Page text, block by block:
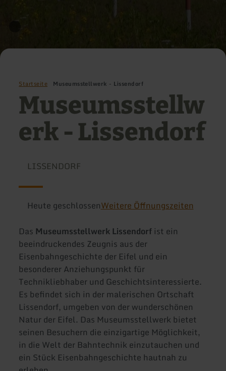
Startseite Museumsstellwerk - Lissendorf
Museumsstellw
erk - Lissendorf
LISSENDORF
Heute geschlossenWeitere Öffnungszeiten
Das Museumsstellwerk Lissendorf ist ein
beeindruckendes Zeugnis aus der
Eisenbahngeschichte der Eifel und ein
besonderer Anziehungspunkt für
Technikliebhaber und Geschichtsinteressierte.
Es befindet sich in der malerischen Ortschaft
Lissendorf, umgeben von der wunderschönen
Natur der Eifel. Das Museumsstellwerk bietet
seinen Besuchern die einzigartige Möglichkeit,
in die Welt der Bahntechnik einzutauchen und
ein Stück Eisenbahngeschichte hautnah zu